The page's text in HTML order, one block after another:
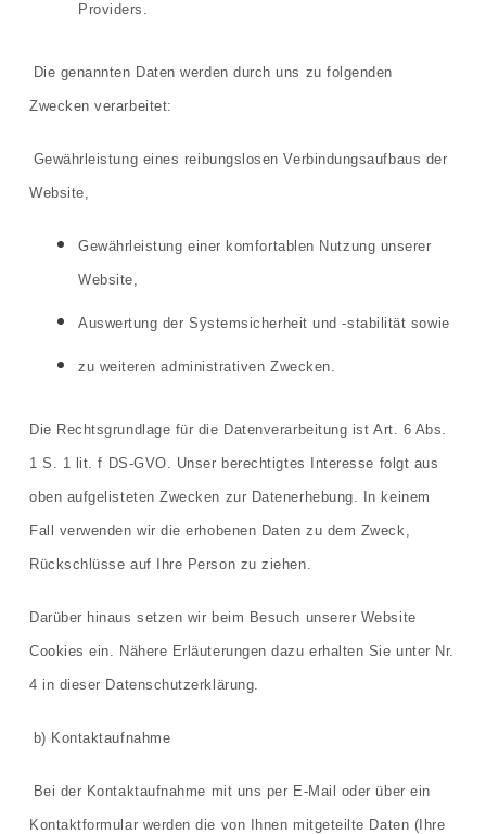
Providers.
Die genannten Daten werden durch uns zu folgenden
Zwecken verarbeitet:
Gewährleistung eines reibungslosen Verbindungsaufbaus der
Website,
Gewährleistung einer komfortablen Nutzung unserer
Website,
Auswertung der Systemsicherheit und -stabilität sowie
zu weiteren administrativen Zwecken.
Die Rechtsgrundlage für die Datenverarbeitung ist Art. 6 Abs.
1 S. 1 lit. f DS-GVO. Unser berechtigtes Interesse folgt aus
oben aufgelisteten Zwecken zur Datenerhebung. In keinem
Fall verwenden wir die erhobenen Daten zu dem Zweck,
Rückschlüsse auf Ihre Person zu ziehen.
Darüber hinaus setzen wir beim Besuch unserer Website
Cookies ein. Nähere Erläuterungen dazu erhalten Sie unter Nr.
4 in dieser Datenschutzerklärung.
b) Kontaktaufnahme
Bei der Kontaktaufnahme mit uns per E-Mail oder über ein
Kontaktformular werden die von Ihnen mitgeteilte Daten (Ihre